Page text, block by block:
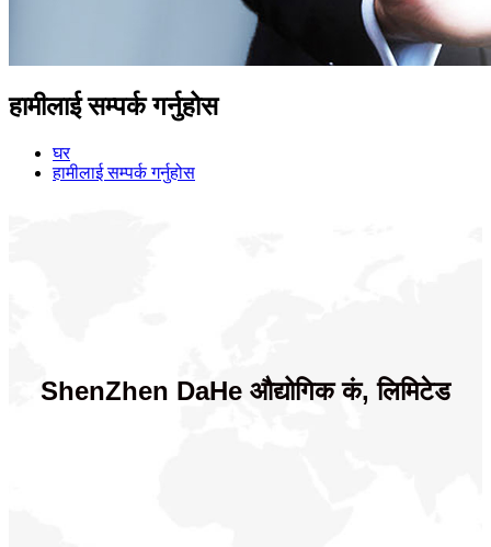
हामीलाई सम्पर्क गर्नुहोस
घर
हामीलाई सम्पर्क गर्नुहोस
ShenZhen DaHe औद्योगिक कं, लिमिटेड